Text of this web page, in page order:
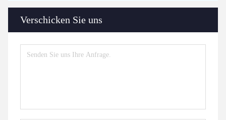
Verschicken Sie uns